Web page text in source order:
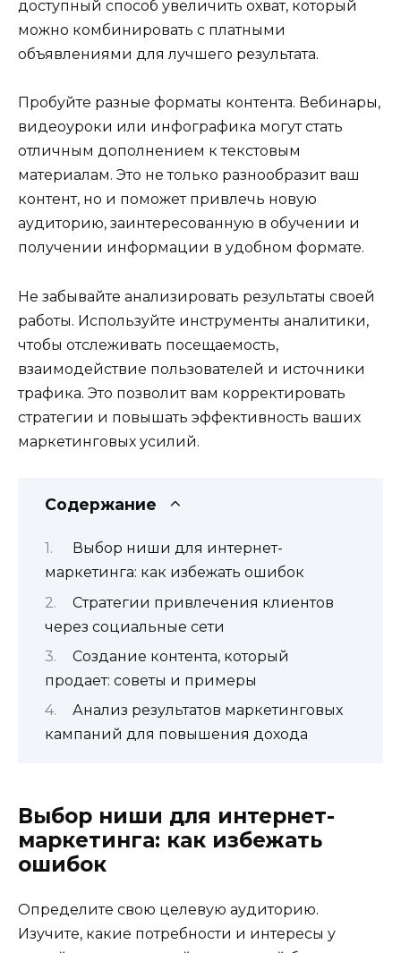
доступный способ увеличить охват, который
можно комбинировать с платными
объявлениями для лучшего результата.
Пробуйте разные форматы контента. Вебинары,
видеоуроки или инфографика могут стать
отличным дополнением к текстовым
материалам. Это не только разнообразит ваш
контент, но и поможет привлечь новую
аудиторию, заинтересованную в обучении и
получении информации в удобном формате.
Не забывайте анализировать результаты своей
работы. Используйте инструменты аналитики,
чтобы отслеживать посещаемость,
взаимодействие пользователей и источники
трафика. Это позволит вам корректировать
стратегии и повышать эффективность ваших
маркетинговых усилий.
Содержание
Выбор ниши для интернет-
маркетинга: как избежать ошибок
Стратегии привлечения клиентов
через социальные сети
Создание контента, который
продает: советы и примеры
Анализ результатов маркетинговых
кампаний для повышения дохода
Выбор ниши для интернет-
маркетинга: как избежать
ошибок
Определите свою целевую аудиторию.
Изучите, какие потребности и интересы у